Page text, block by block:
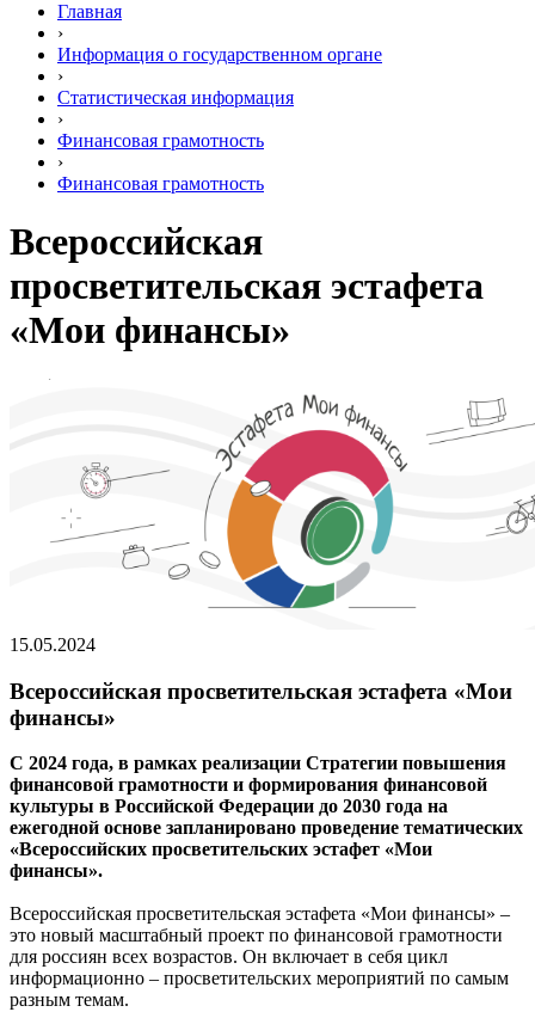
Главная
›
Информация о государственном органе
›
Статистическая информация
›
Финансовая грамотность
›
Финансовая грамотность
Всероссийская
просветительская эстафета
«Мои финансы»
15.05.2024
Всероссийская просветительская эстафета «Мои
финансы»
С 2024 года, в рамках реализации Стратегии повышения
финансовой грамотности и формирования финансовой
культуры в Российской Федерации до 2030 года на
ежегодной основе запланировано проведение тематических
«Всероссийских просветительских эстафет «Мои
финансы».
Всероссийская просветительская эстафета «Мои финансы» –
это новый масштабный проект по финансовой грамотности
для россиян всех возрастов. Он включает в себя цикл
информационно – просветительских мероприятий по самым
разным темам.